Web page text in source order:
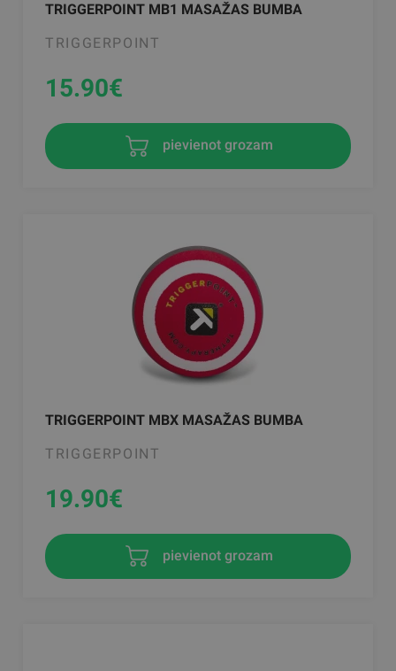
TRIGGERPOINT MB1 MASAŽAS BUMBA
TRIGGERPOINT
15.90€
pievienot grozam
TRIGGERPOINT MBX MASAŽAS BUMBA
TRIGGERPOINT
19.90€
pievienot grozam